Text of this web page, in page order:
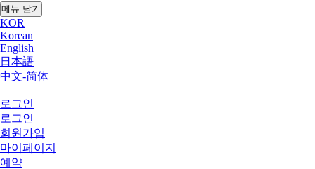
메뉴 닫기
KOR
Korean
English
日本語
中文-简体
로그인
로그인
회원가입
마이페이지
예약